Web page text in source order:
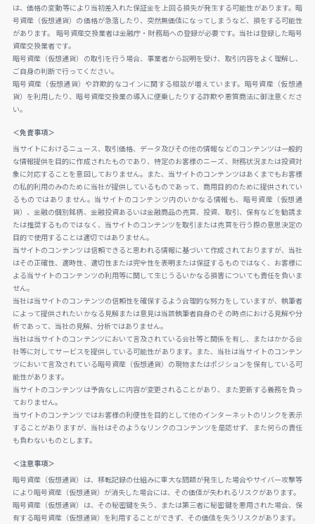
は、価格の変動等により当初差入れた保証金を上回る損失が発生する可能性があります。暗
号資産（仮想通貨）の価格が急落したり、突然無価値になってしまうなど、損をする可能性
があります。 暗号資産交換業者は金融庁・財務局への登録が必要です。当社は登録した暗号
資産交換業者です。
暗号資産（仮想通貨）の取引を行う場合、事業者から説明を受け、取引内容をよく理解し、
ご自身の判断で行ってください。
暗号資産（仮想通貨）や詐欺的なコインに関する相談が増えています。暗号資産（仮想通
貨）を利用したり、暗号資産交換業の導入に便乗したりする詐欺や悪質商法に御注意くださ
い。
＜免責事項＞
当サイトにおけるニュース、取引価格、データ及びその他の情報などのコンテンツは一般的
な情報提供を目的に作成されたものであり、特定のお客様のニーズ、財務状況または投資対
象に対応することを意図しておりません。また、当サイトのコンテンツはあくまでもお客様
の私的利用のみのために当社が提供しているものであって、商用目的のために提供されてい
るものではありません。当サイトのコンテンツ内のいかなる情報も、暗号資産（仮想通
貨）、金融の個別銘柄、金融投資あるいは金融商品の売買、投資、取引、保有などを勧誘ま
たは推奨するものではなく、当サイトのコンテンツを取引または売買を行う際の意思決定の
目的で使用することは適切ではありません。
当サイトのコンテンツは信頼できると思われる情報に基づいて作成されておりますが、当社
はその正確性、適時性、適切性または完全性を表明または保証するものではなく、お客様に
よる当サイトのコンテンツの利用等に関して生じうるいかなる損害についても責任を負いま
せん。
当社は当サイトのコンテンツの信頼性を確保するよう合理的な努力をしていますが、執筆者
によって提供されたいかなる見解または意見は当該執筆者自身のその時点における見解や分
析であって、当社の見解、分析ではありません。
当社は当サイトのコンテンツにおいて言及されている会社等と関係を有し、またはかかる会
社等に対してサービスを提供している可能性があります。また、当社は当サイトのコンテン
ツにおいて言及されている暗号資産（仮想通貨）の現物またはポジションを保有している可
能性があります。
当サイトのコンテンツは予告なしに内容が変更されることがあり、また更新する義務を負っ
ておりません。
当サイトのコンテンツではお客様の利便性を目的として他のインターネットのリンクを表示
することがありますが、当社はそのようなリンクのコンテンツを是認せず、また何らの責任
も負わないものとします。
＜注意事項＞
暗号資産（仮想通貨）は、移転記録の仕組みに重大な問題が発生した場合やサイバー攻撃等
により暗号資産（仮想通貨）が消失した場合には、その価値が失われるリスクがあります。
暗号資産（仮想通貨）は、その秘密鍵を失う、または第三者に秘密鍵を悪用された場合、保
有する暗号資産（仮想通貨）を利用することができず、その価値を失うリスクがあります。